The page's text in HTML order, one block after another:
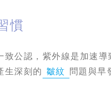
慣
致公認，紫外線是加速導
生深刻的 皺紋 問題與早